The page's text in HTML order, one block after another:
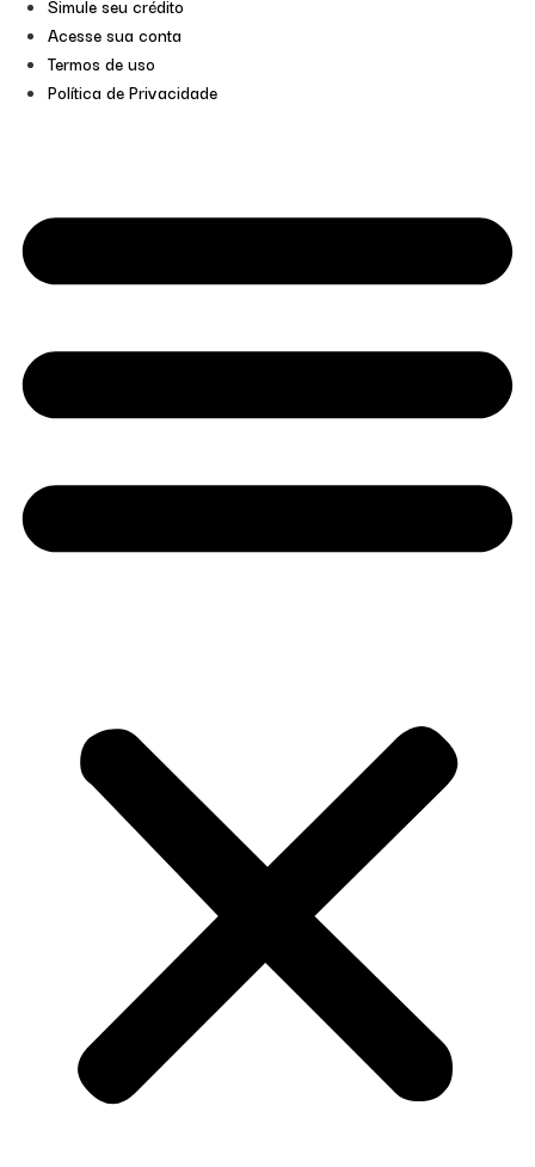
Simule seu crédito
Acesse sua conta
Termos de uso
Política de Privacidade